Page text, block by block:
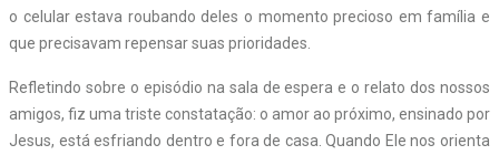
o celular estava roubando deles o momento precioso em família e
que precisavam repensar suas prioridades.
Refletindo sobre o episódio na sala de espera e o relato dos nossos
amigos, fiz uma triste constatação: o amor ao próximo, ensinado por
Jesus, está esfriando dentro e fora de casa. Quando Ele nos orienta